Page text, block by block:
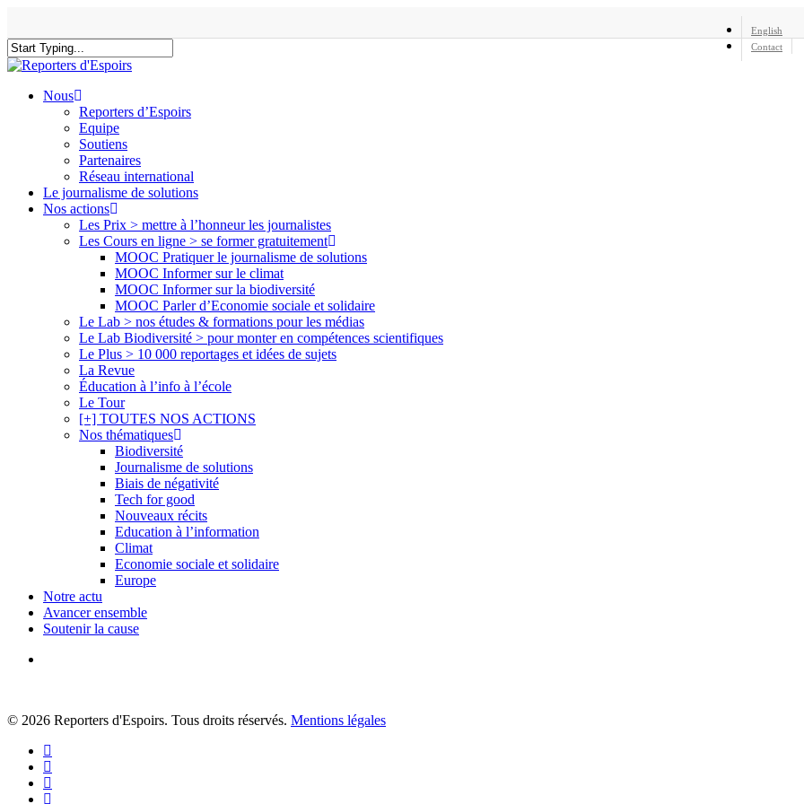
main
content
English
Contact
Close
search
Menu
Nous
Reporters d’Espoirs
Equipe
Soutiens
Partenaires
Réseau international
Le journalisme de solutions
Nos actions
Les Prix > mettre à l’honneur les journalistes
Les Cours en ligne > se former gratuitement
MOOC Pratiquer le journalisme de solutions
MOOC Informer sur le climat
MOOC Informer sur la biodiversité
MOOC Parler d’Economie sociale et solidaire
Le Lab > nos études & formations pour les médias
Le Lab Biodiversité > pour monter en compétences scientifiques
Le Plus > 10 000 reportages et idées de sujets
La Revue
Éducation à l’info à l’école
Le Tour
[+] TOUTES NOS ACTIONS
Nos thématiques
Biodiversité
Journalisme de solutions
Biais de négativité
Tech for good
Nouveaux récits
Education à l’information
Climat
Economie sociale et solidaire
Europe
Notre actu
Avancer ensemble
Soutenir la cause
© 2026 Reporters d'Espoirs. Tous droits réservés. Mentions légales
twitter
facebook
linkedin
youtube